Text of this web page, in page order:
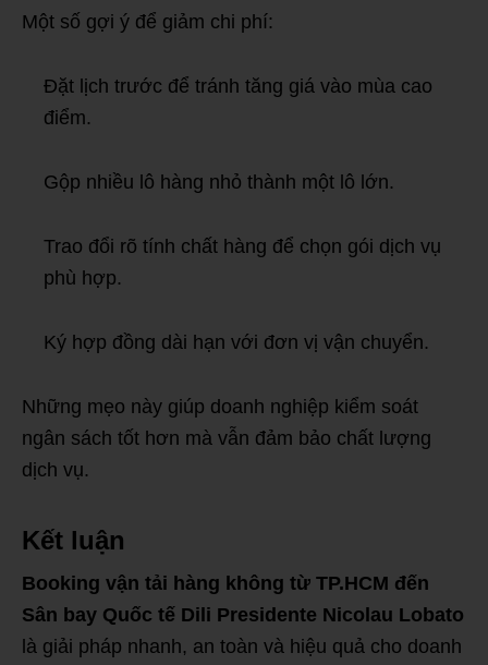
Một số gợi ý để giảm chi phí:
Đặt lịch trước để tránh tăng giá vào mùa cao
điểm.
Gộp nhiều lô hàng nhỏ thành một lô lớn.
Trao đổi rõ tính chất hàng để chọn gói dịch vụ
phù hợp.
Ký hợp đồng dài hạn với đơn vị vận chuyển.
Những mẹo này giúp doanh nghiệp kiểm soát
ngân sách tốt hơn mà vẫn đảm bảo chất lượng
dịch vụ.
Kết luận
Booking vận tải hàng không từ TP.HCM đến
Sân bay Quốc tế Dili Presidente Nicolau Lobato
là giải pháp nhanh, an toàn và hiệu quả cho doanh